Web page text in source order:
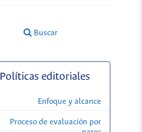
Buscar
Políticas editoriales
Enfoque y alcance
Proceso de evaluación por